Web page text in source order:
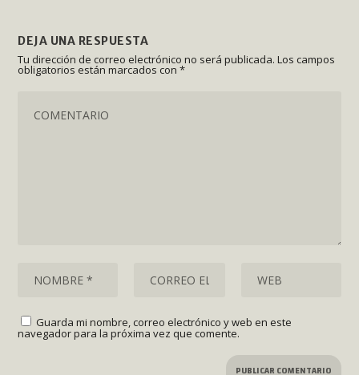
DEJA UNA RESPUESTA
Tu dirección de correo electrónico no será publicada. Los campos
obligatorios están marcados con*
Guarda mi nombre, correo electrónico y web en este
navegador para la próxima vez que comente.